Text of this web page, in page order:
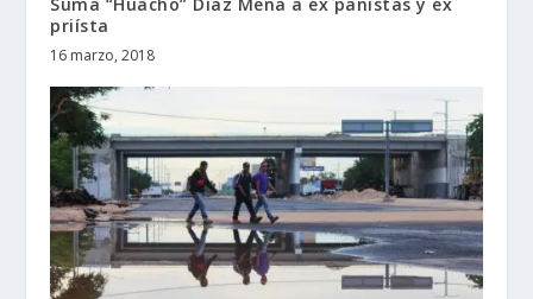
Suma “Huacho” Díaz Mena a ex panistas y ex
priísta
16 marzo, 2018